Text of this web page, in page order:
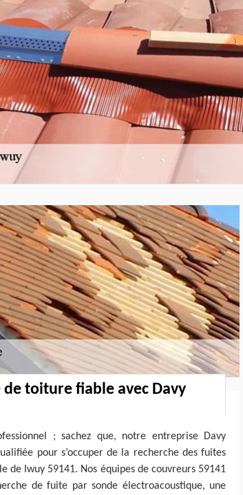
toiture fiable avec Davy
; sachez que, notre entreprise Davy
pour s’occuper de la recherche des fuites
de Iwuy 59141. Nos équipes de couvreurs 59141
de fuite par sonde électroacoustique, une